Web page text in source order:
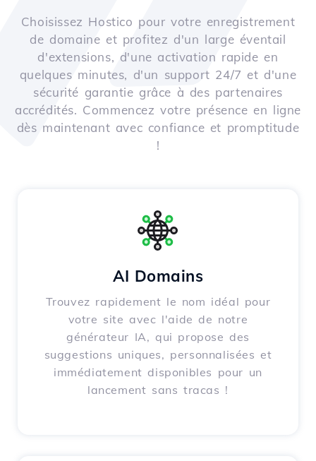
Choisissez Hostico pour votre enregistrement
de domaine et profitez d'un large éventail
d'extensions, d'une activation rapide en
quelques minutes, d'un support 24/7 et d'une
sécurité garantie grâce à des partenaires
accrédités. Commencez votre présence en ligne
dès maintenant avec confiance et promptitude
!
AI Domains
Trouvez rapidement le nom idéal pour
votre site avec l'aide de notre
générateur IA, qui propose des
suggestions uniques, personnalisées et
immédiatement disponibles pour un
lancement sans tracas !